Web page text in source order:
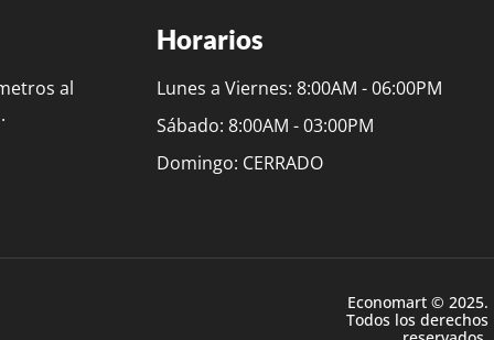
al
Horarios
Lunes a Viernes: 8:00AM - 06:00PM
Sábado: 8:00AM - 03:00PM
Domingo: CERRADO
Economart © 2025.
Todos los derechos